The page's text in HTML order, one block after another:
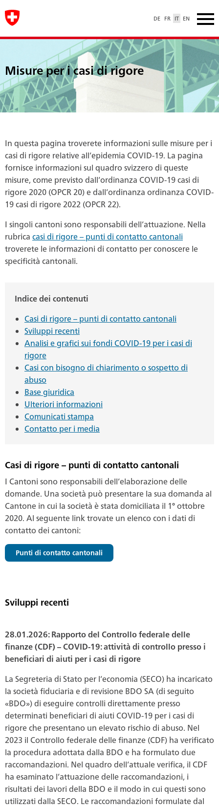
DE FR IT EN
Misure per i casi di rigore
In questa pagina troverete informazioni sulle misure per i
casi di rigore relative all’epidemia COVID-19. La pagina
fornisce informazioni sul quadro svizzero di queste
misure, come previsto dall’ordinanza COVID-19 casi di
rigore 2020 (OPCR 20) e dall’ordinanza ordinanza COVID-
19 casi di rigore 2022 (OPCR 22).
I singoli cantoni sono responsabili dell’attuazione. Nella
rubrica casi di rigore – punti di contatto cantonali
troverete le informazioni di contatto per conoscere le
specificità cantonali.
Indice dei contenuti
Casi di rigore – punti di contatto cantonali
Sviluppi recenti
Analisi e grafici sui fondi COVID-19 per i casi di
rigore
Casi con bisogno di chiarimento o sospetto di
abuso
Base giuridica
Ulteriori informazioni
Comunicati stampa
Contatto per i media
Casi di rigore – punti di contatto cantonali
I Cantoni sono responsabili dell’elaborazione delle
domande. Una società può presentare la sua domanda al
Cantone in cui la società è stata domiciliata il 1° ottobre
2020. Al seguente link trovate un elenco con i dati di
contatto dei cantoni:
Punti di contatto cantonali
Sviluppi recenti
28.01.2026: Rapporto del Controllo federale delle
finanze (CDF) – COVID-19: attività di controllo presso i
beneficiari di aiuti per i casi di rigore
La Segreteria di Stato per l’economia (SECO) ha incaricato
la società fiduciaria e di revisione BDO SA (di seguito
«BDO») di eseguire controlli direttamente presso
determinati beneficiari di aiuti COVID-19 per i casi di
rigore che presentano un elevato rischio di abuso. Nel
2023 il Controllo federale delle finanze (CDF) ha verificato
la procedura adottata dalla BDO e ha formulato due
raccomandazioni. Nel quadro dell’attuale verifica, il CDF
ha esaminato l’attuazione delle raccomandazioni, i
risultati dei lavori della BDO e il modo in cui questi sono
utilizzati dalla SECO. Le raccomandazioni formulate dal